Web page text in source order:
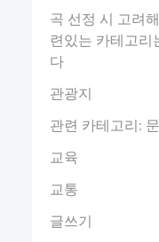
곡 선정 시 고려
련있는 카테고리
다
관광지
관련 카테고리:
교육
교통
글쓰기